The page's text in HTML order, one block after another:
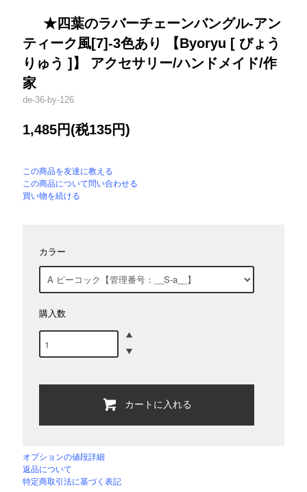
★四葉のラバーチェーンバングル-アン
ティーク風[7]-3色あり 【Byoryu [ びょう
りゅう ]】 アクセサリー/ハンドメイド/作
家
de-36-by-126
1,485円(税135円)
この商品を友達に教える
この商品について問い合わせる
買い物を続ける
カラー
購入数
カートに入れる
オプションの値段詳細
返品について
特定商取引法に基づく表記